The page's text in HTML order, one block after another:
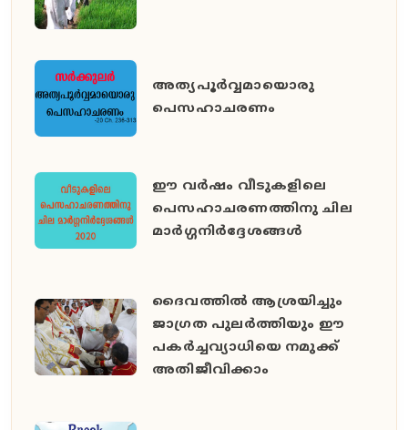
അത്യപൂര്‍വ്വമായൊരു
പെസഹാചരണം
ഈ വര്‍ഷം വീടുകളിലെ
പെസഹാചരണത്തിനു ചില
മാര്‍ഗ്ഗനിര്‍ദ്ദേശങ്ങള്‍
ദൈവത്തില്‍ ആശ്രയിച്ചും
ജാഗ്രത പുലര്‍ത്തിയും ഈ
പകര്‍ച്ചവ്യാധിയെ നമുക്ക്
അതിജീവിക്കാം